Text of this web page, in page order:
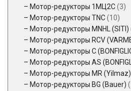
Мотор-редукторы 1МЦ2С(3)
Мотор-редукторы TNC(10)
Мотор-редукторы MNHL (SITI)
Мотор-редукторы RCV
Мотор-редукторы C
Мотор-редукторы AS
Мотор-редукторы MR (Yilmaz)
Мотор-редукторы BG (Bauer)